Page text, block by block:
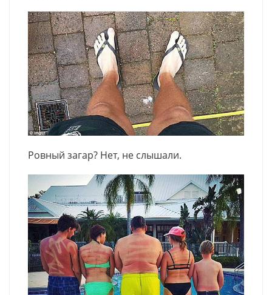
Ровный загар? Нет, не слышали.